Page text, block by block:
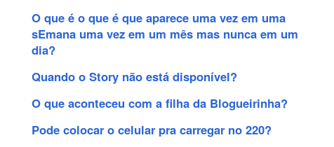
O que é o que é que aparece uma vez em uma
sEmana uma vez em um mês mas nunca em um
dia?
Quando o Story não está disponível?
O que aconteceu com a filha da Blogueirinha?
Pode colocar o celular pra carregar no 220?